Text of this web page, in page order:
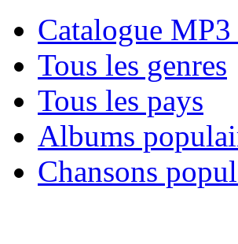
Catalogue
Tous les genres
Tous les pays
Albums
Chansons